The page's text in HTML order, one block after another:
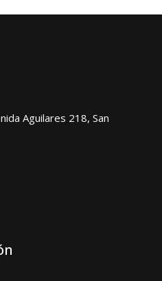
Aguilares 218, San